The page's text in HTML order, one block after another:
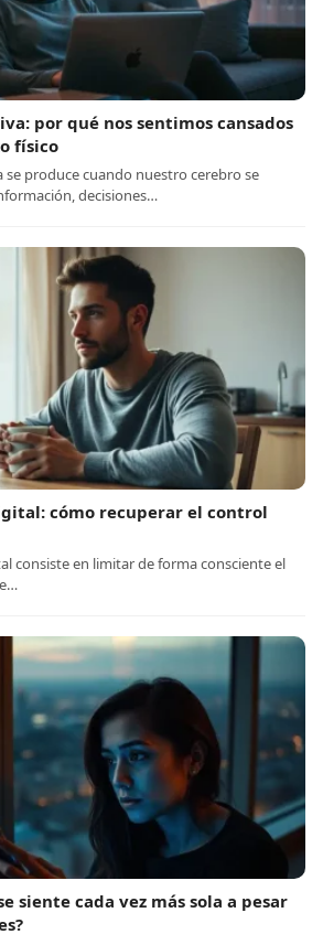
por qué nos sentimos cansados
físico
se produce cuando nuestro cerebro se
decisiones…
cómo recuperar el control
consiste en limitar de forma consciente el
siente cada vez más sola a pesar